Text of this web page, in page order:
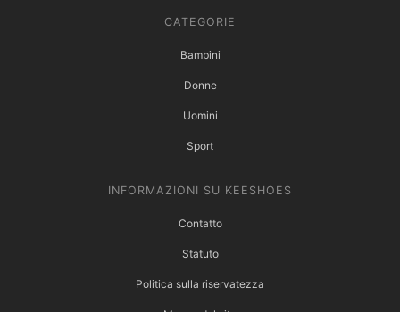
CATEGORIE
Bambini
Donne
Uomini
Sport
INFORMAZIONI SU KEESHOES
Contatto
Statuto
Politica sulla riservatezza